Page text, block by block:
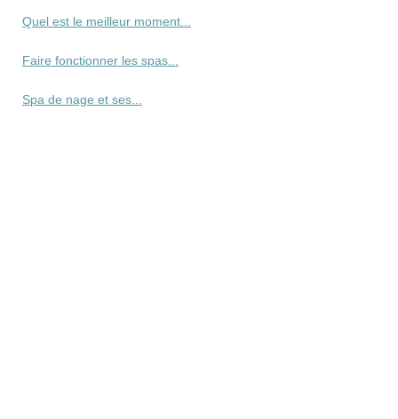
Quel est le meilleur moment...
Faire fonctionner les spas...
Spa de nage et ses...